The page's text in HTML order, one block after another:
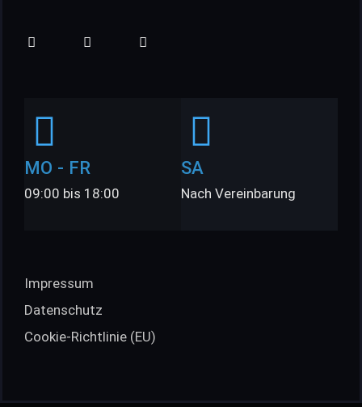
MO - FR
09:00 bis 18:00
SA
Nach Vereinbarung
Impressum
Datenschutz
Cookie-Richtlinie (EU)